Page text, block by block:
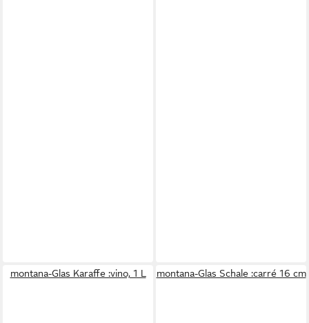
montana-Glas Karaffe :vino, 1 L montana-Glas Schale :carré 16 cm